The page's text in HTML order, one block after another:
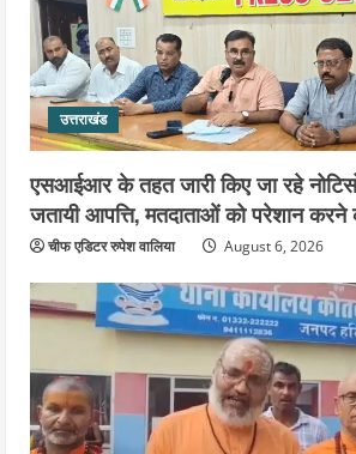
उत्तराखंड
एसआईआर के तहत जारी किए जा रहे
जतायी आपत्ति, मतदाताओं को परेशान करने
चीफ एडिटर रुपेश वालिया August 6, 2026